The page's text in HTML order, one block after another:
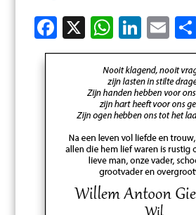
F
ac
o
k
X W
h
at
s
A
p
p
Li
n
k
e
dI
n
E
m
ai
l